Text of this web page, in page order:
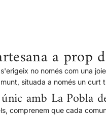
a prop
​​no només com una
situada a només un curt
amb La Pobla
comprenem que cada